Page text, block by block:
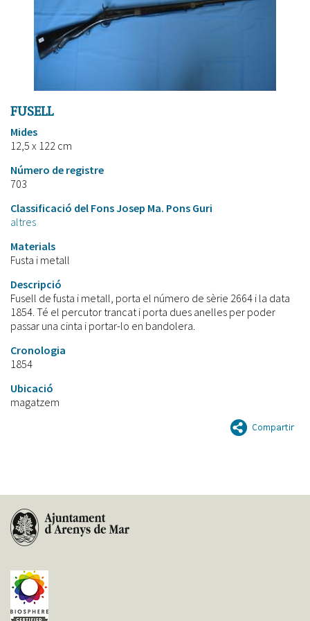
FUSELL
Mides
12,5 x 122 cm
Número de registre
703
Classificació del Fons Josep Ma. Pons Guri
altres
Materials
Fusta i metall
Descripció
Fusell de fusta i metall, porta el número de sèrie 2664 i la data
1854. Té el percutor trancat i porta dues anelles per poder
passar una cinta i portar-lo en bandolera.
Cronologia
1854
Ubicació
magatzem